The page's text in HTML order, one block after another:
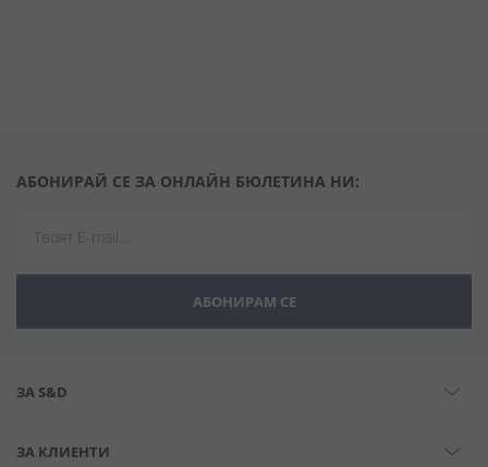
АБОНИРАЙ СЕ ЗА ОНЛАЙН БЮЛЕТИНА НИ:
АБОНИРАМ СЕ
ЗА S&D
ЗА КЛИЕНТИ